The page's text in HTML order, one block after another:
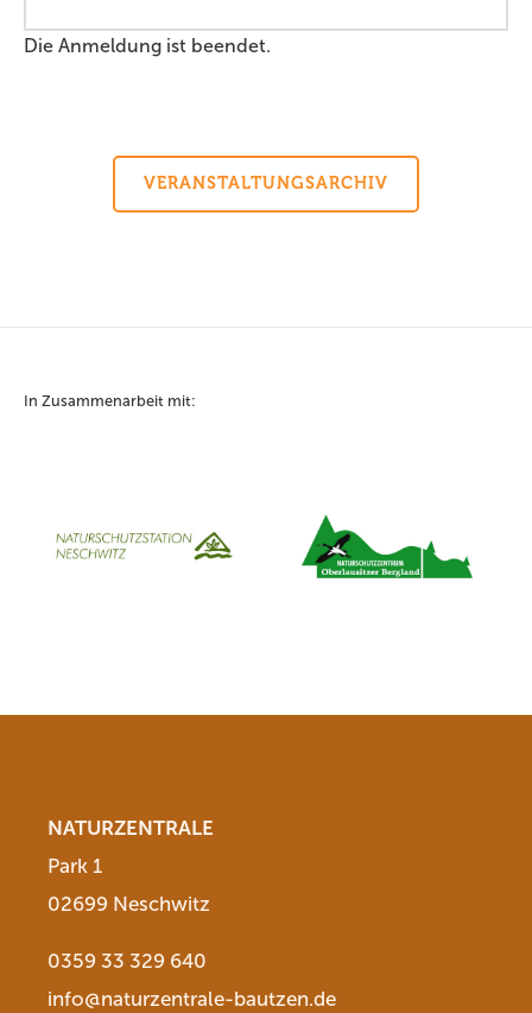
Die Anmeldung ist beendet.
VERANSTALTUNGSARCHIV
In Zusammenarbeit mit:
NATURZENTRALE
Park 1
02699 Neschwitz
0359 33 329 640
info@naturzentrale-bautzen.de